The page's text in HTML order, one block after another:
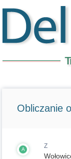
Obliczanie
A Z